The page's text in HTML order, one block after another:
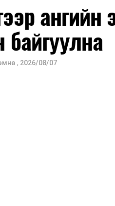
байгуулна
, 2026/08/07